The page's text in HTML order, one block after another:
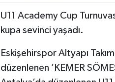
U11 Academy Cup
kupa sevinci yaşadı.
Eskişehirspor Altyapı
düzenlenen ’KEMER